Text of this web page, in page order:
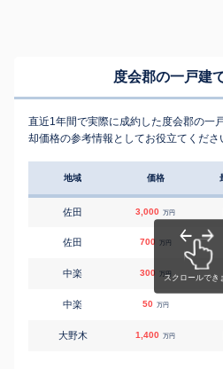
度会郡の一戸建
直近1年間で実際に成約した度会郡の一
却価格の参考情報としてお役立てくださ
地域 価格
佐田 3,000 万円
佐田 700 万円
中楽 300 万円
中楽 50 万円
大野木 1,400 万円